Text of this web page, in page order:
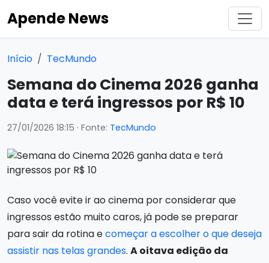
Apende News
Início TecMundo
Semana do Cinema 2026 ganha
data e terá ingressos por R$ 10
27/01/2026 18:15 · Fonte: TecMundo
Caso você evite ir ao cinema por considerar que
ingressos estão muito caros, já pode se preparar
para sair da rotina ecomeçar a escolher o que deseja
assistir nas telas grandes. A oitava edição da